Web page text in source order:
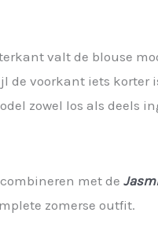
valt de blouse
de voorkant iets korter
zowel los als deels
met de
zomerse outfit.